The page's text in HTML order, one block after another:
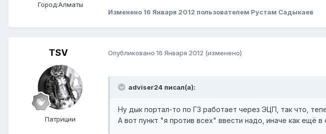
Город:Алматы
Изменено 16 Января 2012 пользователем Рустам Садыкаев
TSV
Патриции
Опубликовано 16 Января 2012 (изменено)
adviser24 писал(а):
Ну дык портал-то по ГЗ работает через ЭЦП, так что,
А вот пункт "я против всех" ввести надо, иначе как ещё